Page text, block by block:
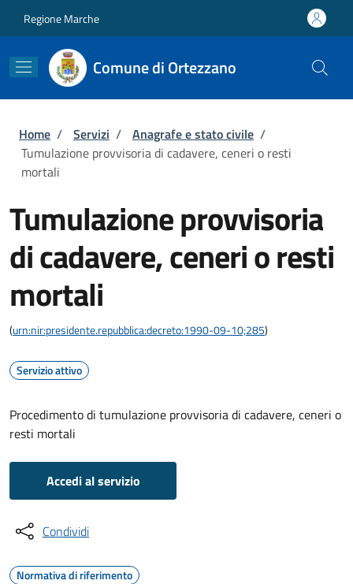
Regione Marche
Comune di Ortezzano
Briciole di pane
Home / Servizi / Anagrafe e stato civile /
Tumulazione provvisoria di cadavere, ceneri o resti
mortali
Tumulazione provvisoria
di cadavere, ceneri o resti
mortali
(urn:nir:presidente.repubblica:decreto:1990-09-10;285)
Servizio attivo
Procedimento di tumulazione provvisoria di cadavere, ceneri o
resti mortali
Accedi al servizio
Condividi
Normativa di riferimento